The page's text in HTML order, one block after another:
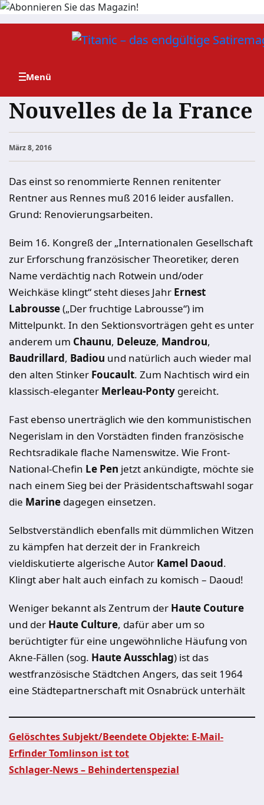
Zum
Nouvelles de la France
März 8, 2016
Das einst so renommierte Rennen renitenter
Rentner aus Rennes muß 2016 leider ausfallen.
Grund: Renovierungsarbeiten.
Beim 16. Kongreß der „Internationalen Gesellschaft
zur Erforschung französischer Theoretiker, deren
Name verdächtig nach Rotwein und/oder
Weichkäse klingt“ steht dieses Jahr Ernest
Labrousse(„Der fruchtige Labrousse“) im
Mittelpunkt. In den Sektionsvorträgen geht es unter
anderem um Chaunu, Deleuze, Mandrou,
Baudrillard, Badiou und natürlich auch wieder mal
den alten Stinker Foucault. Zum Nachtisch wird ein
klassisch-eleganter Merleau-Ponty gereicht.
Fast ebenso unerträglich wie den kommunistischen
Negerislam in den Vorstädten finden französische
Rechtsradikale flache Namenswitze. Wie Front-
National-Chefin Le Pen jetzt ankündigte, möchte sie
nach einem Sieg bei der Präsidentschaftswahl sogar
die Marine dagegen einsetzen.
Selbstverständlich ebenfalls mit dümmlichen Witzen
zu kämpfen hat derzeit der in Frankreich
vieldiskutierte algerische Autor Kamel Daoud.
Klingt aber halt auch einfach zu komisch – Daoud!
Weniger bekannt als Zentrum der Haute Couture
und der Haute Culture, dafür aber um so
berüchtigter für eine ungewöhnliche Häufung von
Akne-Fällen (sog. Haute Ausschlag) ist das
westfranzösische Städtchen Angers, das seit 1964
eine Städtepartnerschaft mit Osnabrück unterhält
Beitragsnavigation
Gelöschtes Subjekt/Beendete Objekte: E-Mail-
Erfinder Tomlinson ist tot
Schlager-News – Behindertenspezial